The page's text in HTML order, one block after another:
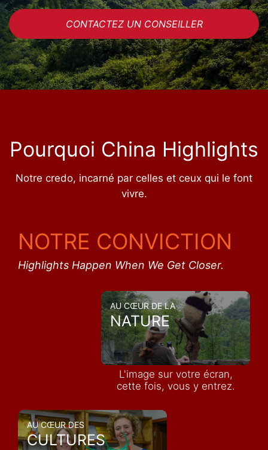
CONTACTEZ UN CONSEILLER
Pourquoi China Highlights
Notre credo, incarné par celles et ceux qui le font
vivre.
NOTRE CONVICTION
Highlights Happen When We Get Closer.
AU CŒUR DE LA
NATURE
L'image sur votre écran,
cette fois, vous y entrez.
AU CŒUR DES
CULTURES